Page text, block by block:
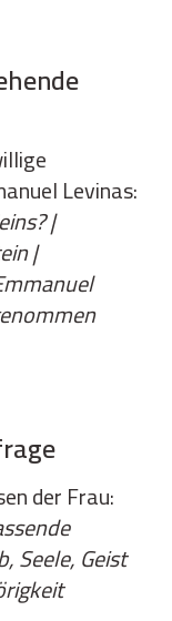
Levinas:
|
|
der Frau:
Seele, Geist